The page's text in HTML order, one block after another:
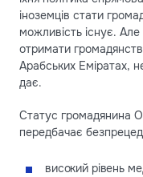
іноземців стати
можливість існує.
отримати
Арабських Еміратах,
дає.
Статус громадянина
передбачає
високий рівень